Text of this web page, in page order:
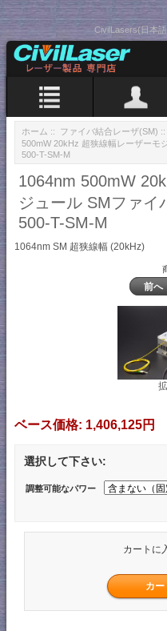
CivilLasers(日本
ホーム :: ファイバ結合レーザ(SM) ::
500mW 20kHz 超狭線幅レーザーモ
500-T-SM-M
1064nm 500mW
ジュール SMファイ
500-T-SM-M
1064nm SM 超狭線幅 (20kHz)
前へ
ベース価格: 1,406,125円
選択して下さい:
調整可能なパワー
カートに